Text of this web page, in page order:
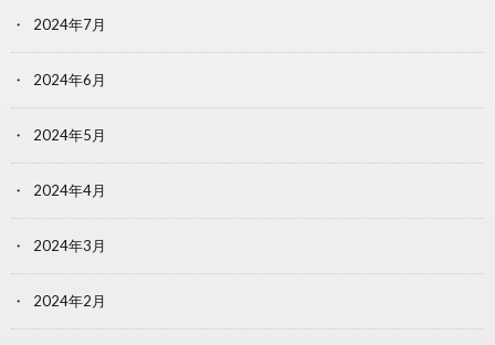
2024年7月
2024年6月
2024年5月
2024年4月
2024年3月
2024年2月